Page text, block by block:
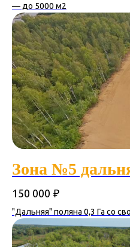
— до 5000 м2
Зона №5
150 000 ₽
"Дальняя" поляна 0,3 Га со